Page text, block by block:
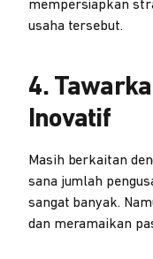
mempersiapkan
usaha tersebut.
4.
Inovatif
Masih berkaitan
sana jumlah
sangat banyak.
dan meramaikan